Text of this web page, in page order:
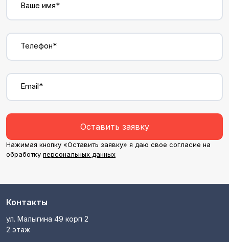
Ваше имя*
Телефон*
Email*
Оставить заявку
Нажимая кнопку «Оставить заявку» я даю свое согласие на
обработку персональных данных
Контакты
ул. Малыгина 49 корп 2
2 этаж